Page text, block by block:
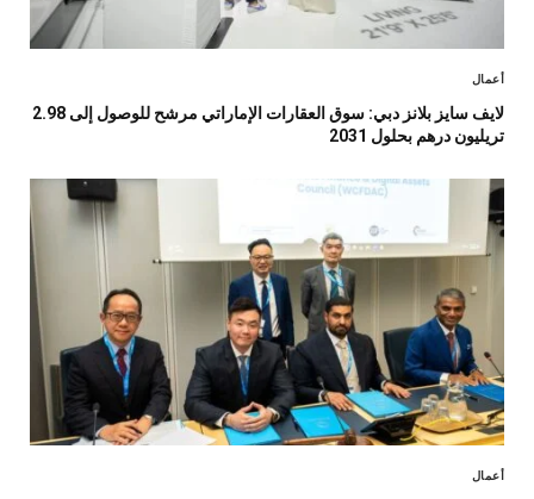
أعمال
لايف سايز بلانز دبي: سوق العقارات الإماراتي مرشح للوصول إلى 2.98
تريليون درهم بحلول 2031
أعمال